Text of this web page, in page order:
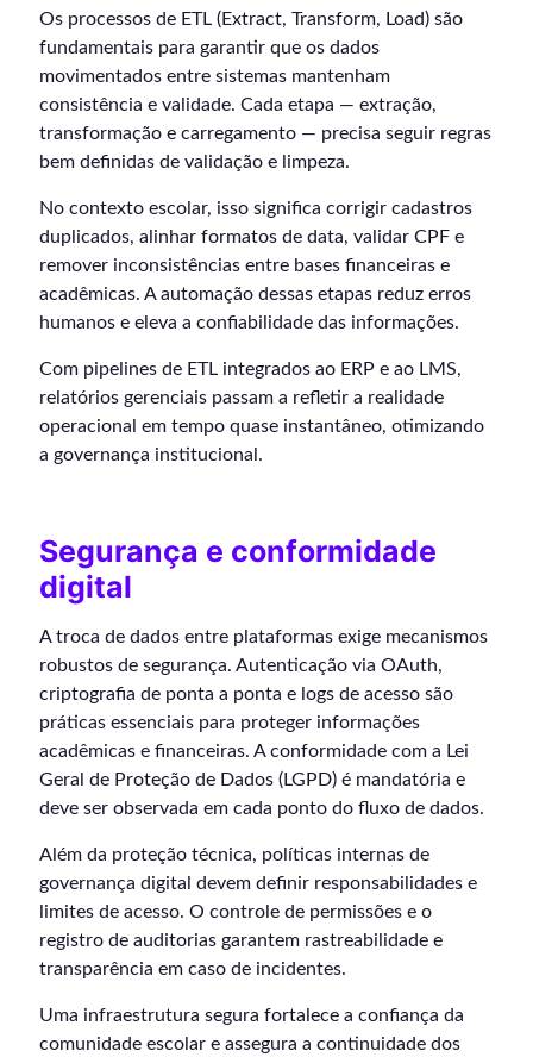
Os processos de ETL (Extract, Transform, Load) são
fundamentais para garantir que os dados
movimentados entre sistemas mantenham
consistência e validade. Cada etapa — extração,
transformação e carregamento — precisa seguir regras
bem definidas de validação e limpeza.
No contexto escolar, isso significa corrigir cadastros
duplicados, alinhar formatos de data, validar CPF e
remover inconsistências entre bases financeiras e
acadêmicas. A automação dessas etapas reduz erros
humanos e eleva a confiabilidade das informações.
Com pipelines de ETL integrados ao ERP e ao LMS,
relatórios gerenciais passam a refletir a realidade
operacional em tempo quase instantâneo, otimizando
a governança institucional.
Segurança e conformidade
digital
A troca de dados entre plataformas exige mecanismos
robustos de segurança. Autenticação via OAuth,
criptografia de ponta a ponta e logs de acesso são
práticas essenciais para proteger informações
acadêmicas e financeiras. A conformidade com a Lei
Geral de Proteção de Dados (LGPD) é mandatória e
deve ser observada em cada ponto do fluxo de dados.
Além da proteção técnica, políticas internas de
governança digital devem definir responsabilidades e
limites de acesso. O controle de permissões e o
registro de auditorias garantem rastreabilidade e
transparência em caso de incidentes.
Uma infraestrutura segura fortalece a confiança da
comunidade escolar e assegura a continuidade dos